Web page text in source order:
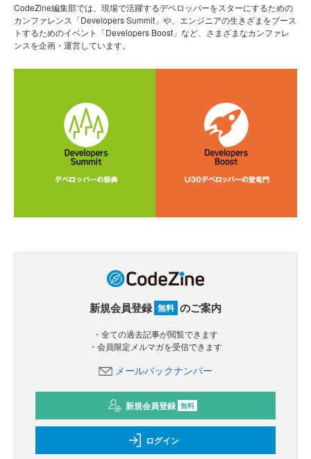
CodeZine編集部では、現場で活躍するデベロッパーをスターにするための
カンファレンス「Developers Summit」や、エンジニアの生きざまをブース
トするためのイベント「Developers Boost」など、さまざまなカンファレ
ンスを企画・運営しています。
新規会員登録 無料 のご案内
・全ての過去記事が閲覧できます
・会員限定メルマガを受信できます
メールバックナンバー
新規会員登録 無料
ログイン